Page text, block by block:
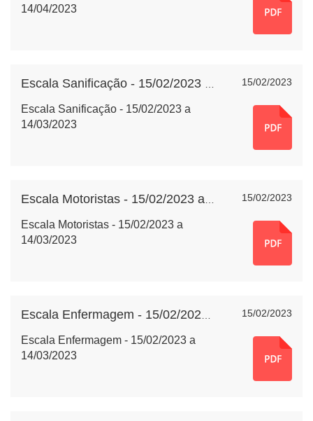
14/04/2023
15/02/2023
Escala Sanificação - 15/02/2023 a
14/03/2023
15/02/2023
Escala Motoristas - 15/02/2023 a
14/03/2023
15/02/2023
Escala Enfermagem - 15/02/2023 a
14/03/2023